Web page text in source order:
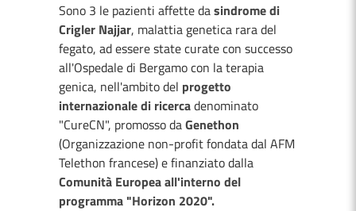
Sono 3 le pazienti affette dasindrome di
Crigler Najjar, malattia genetica rara del
fegato, ad essere state curate con successo
all'Ospedale di Bergamo con la terapia
genica, nell'ambito del progetto
internazionale di ricercadenominato
"CureCN", promosso daGenethon
(Organizzazione non-profit fondata dal AFM
Telethon francese) e finanziato dalla
Comunità Europea all'interno del
programma "Horizon 2020".